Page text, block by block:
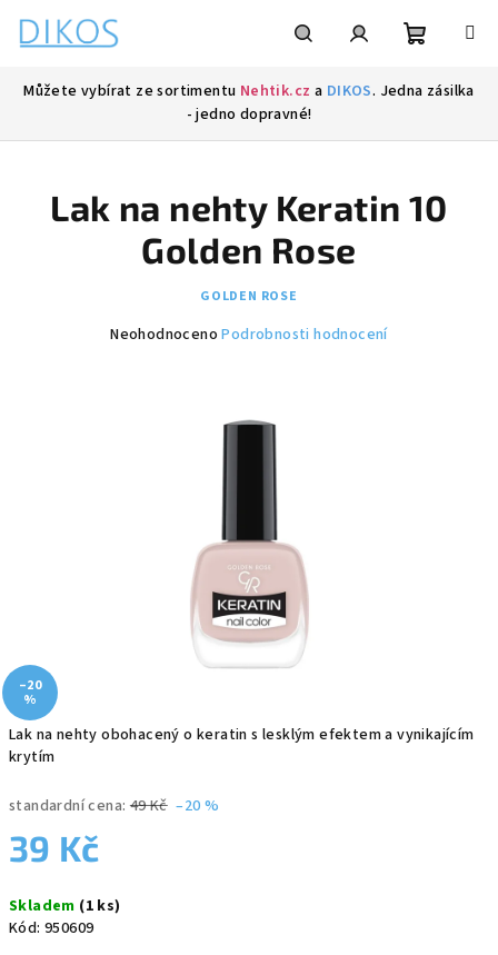
obsah
Můžete vybírat ze sortimentu Nehtik.cz a DIKOS. Jedna zásilka
- jedno dopravné!
Lak na nehty obohacený o keratin s lesklým efektem a vynikajícím
krytím
standardní cena: 49 Kč –20 %
39 Kč
cena:
Skladem (1 ks)
Kód: 950609
Lak na nehty Keratin 10
Golden Rose
GOLDEN ROSE
Průměrné
Neohodnoceno Podrobnosti hodnocení
–20
%